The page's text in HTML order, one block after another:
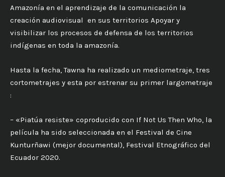
Amazonía en el aprendizaje de la comunicación la
creación audiovisual en sus territorios Apoyar y
visibilizar los procesos de defensa de los territorios
indígenas en toda la amazonía.
Hasta la fecha, Tawna ha realizado un mediometraje, tres
cortometrajes y esta por estrenar su primer largometraje
:
– «Piatúa resiste» coproducido con If Not Us Then Who, la
película ha sido seleccionada en el Festival de Cine
Kunturñawi (mejor documental), Festival Etnográfico del
Ecuador 2020.